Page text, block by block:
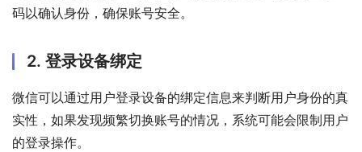
码以确认身份，确保账号安全。
2. 登录设备绑定
微信可以通过用户登录设备的绑定信息来判断用户身份的真
实性，如果发现频繁切换账号的情况，系统可能会限制用户
的登录操作。